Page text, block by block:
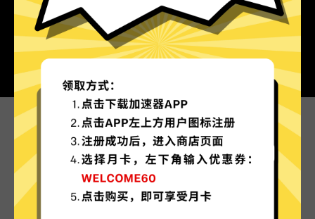
为什么选择全网加速器?
更多服务器地区选择
全网加速器现已拥有超多加速服务器节点，并且还